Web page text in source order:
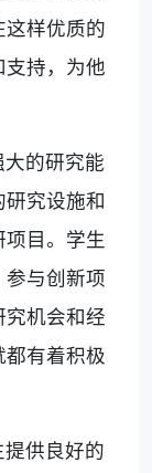
样优质的
持，为他
的研究能
究设施和
目。学生
与创新项
机会和经
有着积极
供良好的